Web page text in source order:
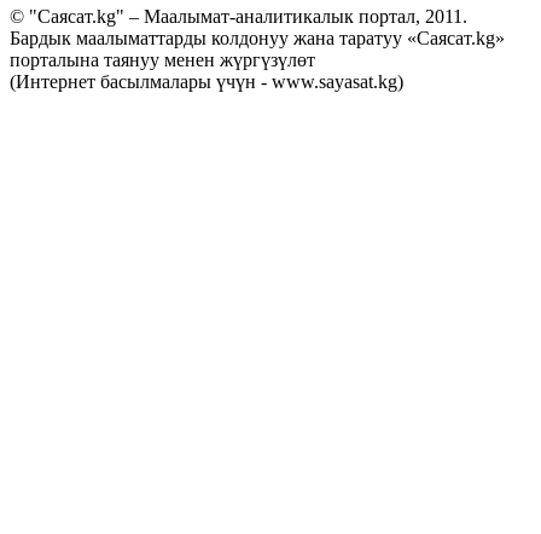
© "Саясат.kg" – Маалымат-аналитикалык портал, 2011.
Бардык маалыматтарды колдонуу жана таратуу «Саясат.kg»
порталына таянуу менен жүргүзүлөт
(Интернет басылмалары үчүн - www.sayasat.kg)